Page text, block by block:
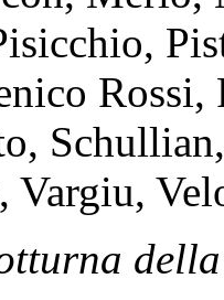
Rossi,
Vargiu,